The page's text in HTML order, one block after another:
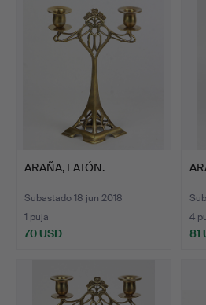
ARAÑA, LATÓN.
Subastado 18 jun 2018
1 puja
70 USD
4
81